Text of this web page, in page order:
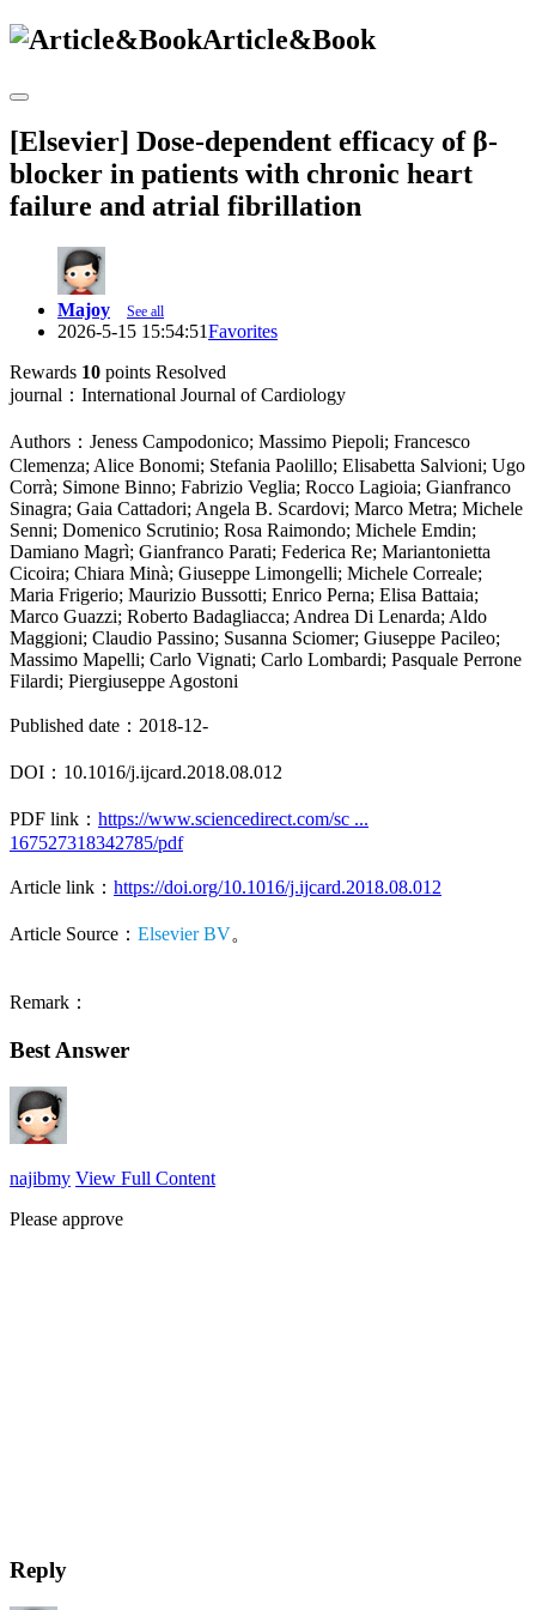
Article&Book
[Elsevier] Dose-dependent efficacy of β-
blocker in patients with chronic heart
failure and atrial fibrillation
Majoy See all
2026-5-15 15:54:51Favorites
Rewards 10 points Resolved
journal：International Journal of Cardiology
Authors：Jeness Campodonico; Massimo Piepoli; Francesco
Clemenza; Alice Bonomi; Stefania Paolillo; Elisabetta Salvioni; Ugo
Corrà; Simone Binno; Fabrizio Veglia; Rocco Lagioia; Gianfranco
Sinagra; Gaia Cattadori; Angela B. Scardovi; Marco Metra; Michele
Senni; Domenico Scrutinio; Rosa Raimondo; Michele Emdin;
Damiano Magrì; Gianfranco Parati; Federica Re; Mariantonietta
Cicoira; Chiara Minà; Giuseppe Limongelli; Michele Correale;
Maria Frigerio; Maurizio Bussotti; Enrico Perna; Elisa Battaia;
Marco Guazzi; Roberto Badagliacca; Andrea Di Lenarda; Aldo
Maggioni; Claudio Passino; Susanna Sciomer; Giuseppe Pacileo;
Massimo Mapelli; Carlo Vignati; Carlo Lombardi; Pasquale Perrone
Filardi; Piergiuseppe Agostoni
Published date：2018-12-
DOI：10.1016/j.ijcard.2018.08.012
PDF link： https://www.sciencedirect.com/sc ...
167527318342785/pdf
Article link： https://doi.org/10.1016/j.ijcard.2018.08.012
Article Source： Elsevier BV。
Remark：
Best Answer
najibmy View Full Content
Please approve
Reply